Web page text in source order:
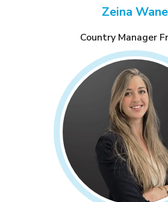
Zeina Wane
Country Manager